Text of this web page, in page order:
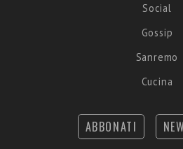
Social
Gossip
Sanremo
Cucina
ABBONATI